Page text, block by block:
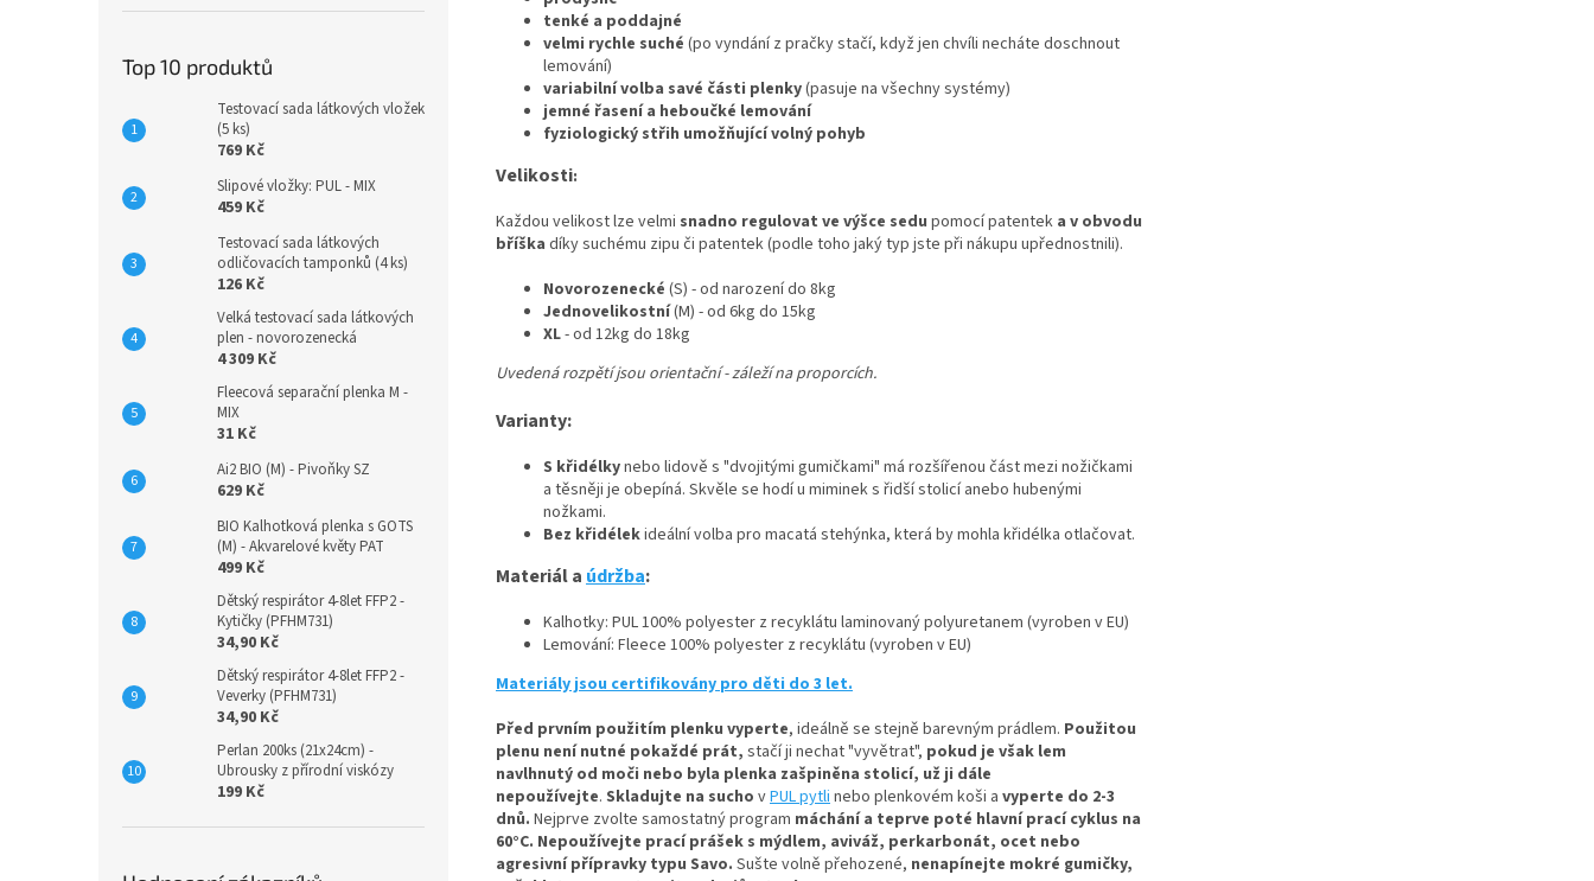
Top 10 produktů
Testovací sada látkových vložek
(5 ks)
769 Kč
Slipové vložky: PUL - MIX
459 Kč
Testovací sada látkových
odličovacích tamponků (4 ks)
126 Kč
Velká testovací sada látkových
plen - novorozenecká
4 309 Kč
Fleecová separační plenka M -
MIX
31 Kč
Ai2 BIO (M) - Pivoňky SZ
629 Kč
BIO Kalhotková plenka s GOTS
(M) - Akvarelové květy PAT
499 Kč
Dětský respirátor 4-8let FFP2 -
Kytičky (PFHM731)
34,90 Kč
Dětský respirátor 4-8let FFP2 -
Veverky (PFHM731)
34,90 Kč
Perlan 200ks (21x24cm) -
Ubrousky z přírodní viskózy
199 Kč
tenké a poddajné
velmi rychle suché (po vyndání z pračky stačí, když jen chvíli necháte doschnout
lemování)
variabilní volba savé části plenky(pasuje na všechny systémy)
jemné řasení a heboučké lemování
fyziologický střih umožňující volný pohyb
Velikosti:
Každou velikost lze velmi snadno regulovat ve výšce sedu pomocí patentek a v obvodu
bříška díky suchému zipu či patentek (podle toho jaký typ jste při nákupu upřednostnili).
Novorozenecké (S) - od narození do 8kg
Jednovelikostní(M) - od 6kg do 15kg
XL- od 12kg do 18kg
Uvedená rozpětí jsou orientační - záleží na proporcích.
Varianty:
S křidélkynebo lidově s "dvojitými gumičkami" má rozšířenou část mezi nožičkami
a těsněji je obepíná. Skvěle se hodí u miminek s řidší stolicí anebo hubenými
nožkami.
Bez křidélekideální volba pro macatá stehýnka, která by mohla křidélka otlačovat.
Materiál a údržba:
Kalhotky: PUL 100% polyester z recyklátu laminovaný polyuretanem (vyroben v EU)
Lemování: Fleece 100% polyester z recyklátu (vyroben v EU)
Materiály jsou certifikovány pro děti do 3 let.
Před prvním použitím plenku vyperte, ideálně se stejně barevným prádlem. Použitou
plenu není nutné pokaždé prát, stačí ji nechat "vyvětrat", pokud je však lem
navlhnutý od moči nebo byla plenka zašpiněna stolicí, už ji dále
nepoužívejte. Skladujte na sucho vPUL pytlinebo plenkovém koši a vyperte do 2-3
dnů. Nejprve zvolte samostatný program máchání a teprve poté hlavní prací cyklus na
60°C. Nepoužívejte prací prášek s mýdlem, aviváž, perkarbonát, ocet nebo
agresivní přípravky typu Savo. Sušte volně přehozené, nenapínejte mokré gumičky,